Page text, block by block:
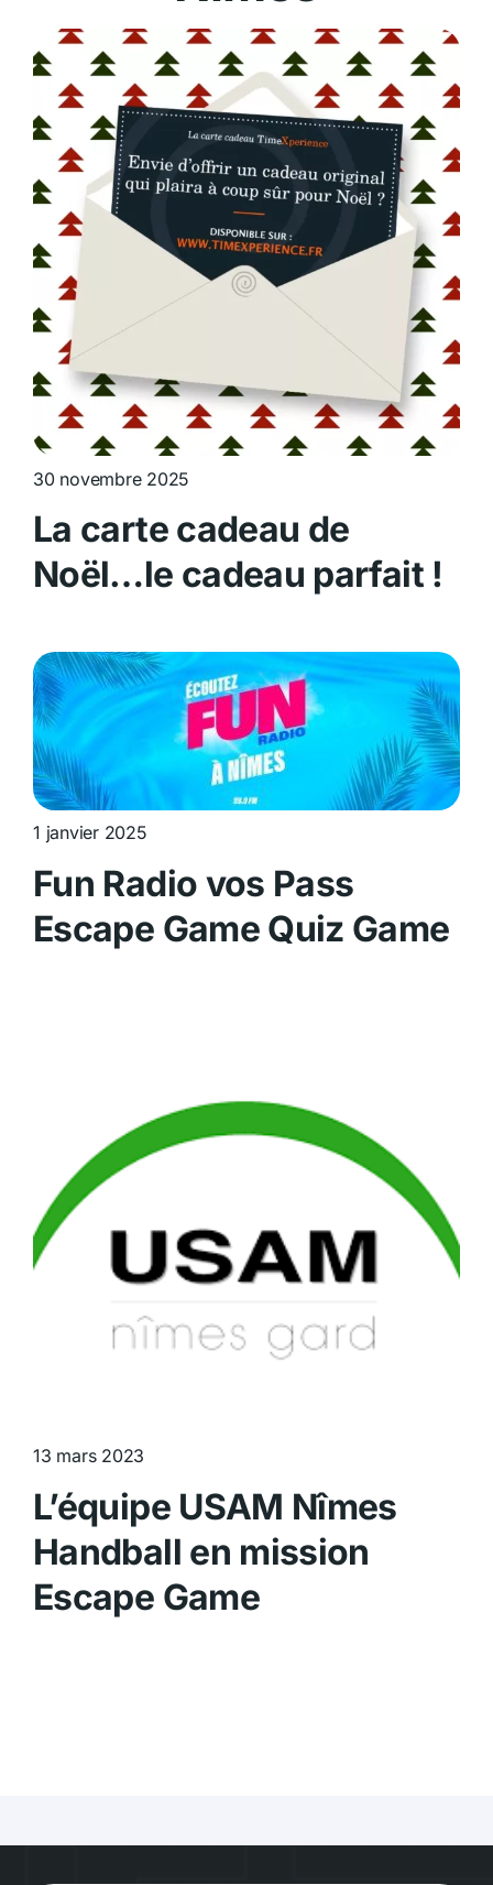
30 novembre 2025
La carte cadeau de
Noël…le cadeau parfait !
1 janvier 2025
Fun Radio vos Pass
Escape Game Quiz Game
13 mars 2023
L’équipe USAM Nîmes
Handball en mission
Escape Game